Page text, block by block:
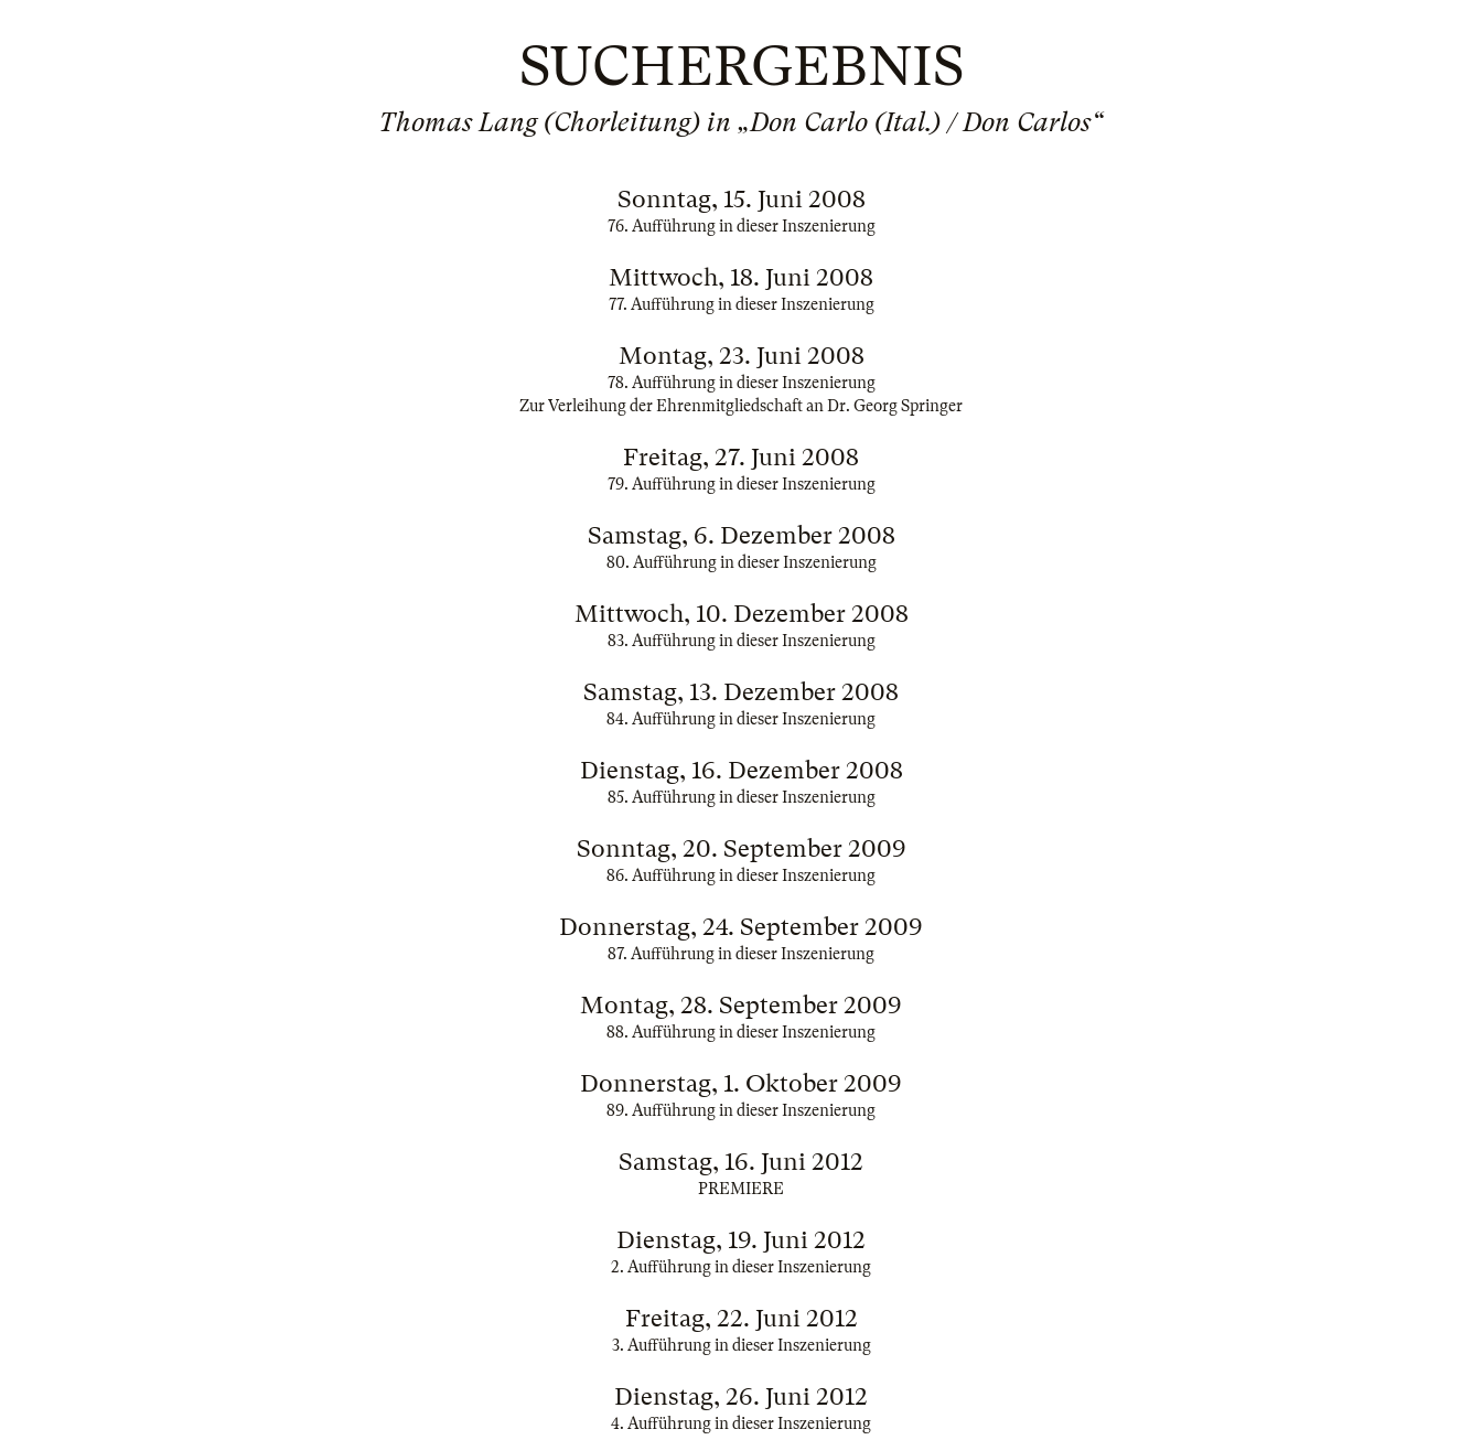
SUCHERGEBNIS
Thomas Lang (Chorleitung) in „Don Carlo (Ital.) / Don Carlos“
Sonntag, 15. Juni 2008
76. Aufführung in dieser Inszenierung
Mittwoch, 18. Juni 2008
77. Aufführung in dieser Inszenierung
Montag, 23. Juni 2008
78. Aufführung in dieser Inszenierung
Zur Verleihung der Ehrenmitgliedschaft an Dr. Georg Springer
Freitag, 27. Juni 2008
79. Aufführung in dieser Inszenierung
Samstag, 6. Dezember 2008
80. Aufführung in dieser Inszenierung
Mittwoch, 10. Dezember 2008
83. Aufführung in dieser Inszenierung
Samstag, 13. Dezember 2008
84. Aufführung in dieser Inszenierung
Dienstag, 16. Dezember 2008
85. Aufführung in dieser Inszenierung
Sonntag, 20. September 2009
86. Aufführung in dieser Inszenierung
Donnerstag, 24. September 2009
87. Aufführung in dieser Inszenierung
Montag, 28. September 2009
88. Aufführung in dieser Inszenierung
Donnerstag, 1. Oktober 2009
89. Aufführung in dieser Inszenierung
Samstag, 16. Juni 2012
PREMIERE
Dienstag, 19. Juni 2012
2. Aufführung in dieser Inszenierung
Freitag, 22. Juni 2012
3. Aufführung in dieser Inszenierung
Dienstag, 26. Juni 2012
4. Aufführung in dieser Inszenierung